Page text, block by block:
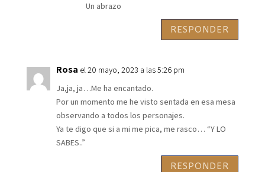
Un abrazo
RESPONDER
Rosa el 20 mayo, 2023 a las 5:26 pm
Ja,ja, ja…Me ha encantado.
Por un momento me he visto sentada en esa mesa
observando a todos los personajes.
Ya te digo que si a mi me pica, me rasco… “Y LO
SABES..”
RESPONDER